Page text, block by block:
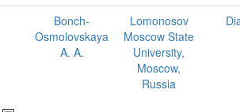
Bonch-
Osmolovskaya
A. A.
Lomonosov
Moscow State
University,
Moscow,
Russia